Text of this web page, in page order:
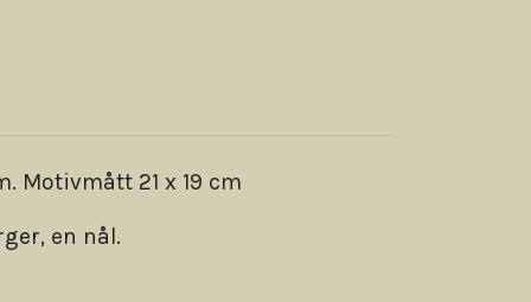
Motivmått 21 x 19 cm
en nål.